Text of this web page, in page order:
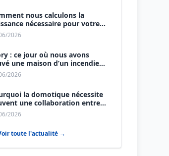
nous calculons la
nécessaire pour votre
cuisine ?
2026
: ce jour où nous avons
une maison d’un incendie
2026
la domotique nécessite
une collaboration entre
et plombier ?
2026
toute l'actualité →